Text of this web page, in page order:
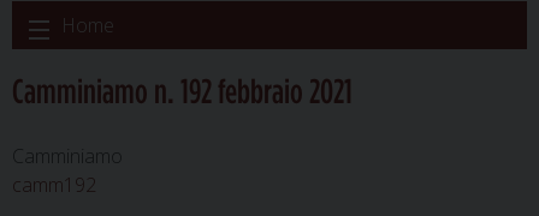
Skip
to
Home
Camminiamo n. 192 febbraio 2021
Camminiamo
camm192